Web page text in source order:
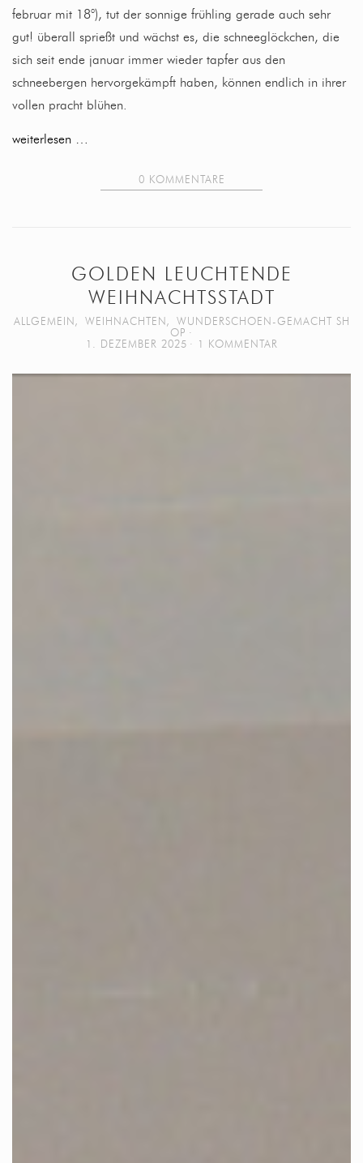
februar mit 18°), tut der sonnige frühling gerade auch sehr
gut! überall sprießt und wächst es, die schneeglöckchen, die
sich seit ende januar immer wieder tapfer aus den
schneebergen hervorgekämpft haben, können endlich in ihrer
vollen pracht blühen.
weiterlesen …
0 KOMMENTARE
GOLDEN LEUCHTENDE
WEIHNACHTSSTADT
ALLGEMEIN , WEIHNACHTEN , WUNDERSCHOEN-GEMACHT SH
OP
1. DEZEMBER 2025
1 KOMMENTAR